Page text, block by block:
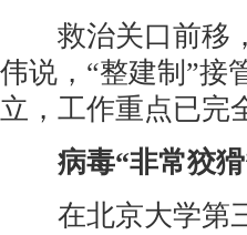
救治关口前移，
伟说，“整建制”接
立，工作重点已完
病毒“非常狡
在北京大学第三